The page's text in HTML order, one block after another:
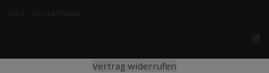
Vertrag widerrufen